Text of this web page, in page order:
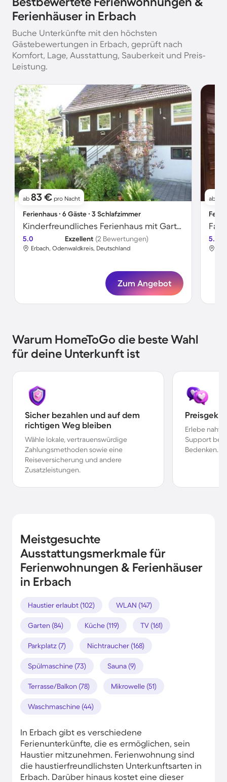
Ferienhäuser in Erbach
Buche Unterkünfte mit den höchsten
Gästebewertungen in Erbach, geprüft nach
Komfort, Lage, Ausstattung, Sauberkeit und Preis-
Leistung.
ab 83 € pro Nacht
Ferienhaus ∙ 6 Gäste ∙ 3 Schlafzimmer
Kinderfreundliches Ferienhaus mit Garten, Grill und Terrasse
5.0 Exzellent (2 Bewertungen)
Erbach, Odenwaldkreis, Deutschland
Zum Angebot
ab
5.0
Warum HomeToGo die beste Wahl
für deine Unterkunft ist
Sicher bezahlen und auf dem
richtigen Weg bleiben
Wähle lokale, vertrauenswürdige
Zahlungsmethoden sowie eine
Reiseversicherung und andere
Zusatzleistungen.
Erlebe
Support bei
Bedenken.
Meistgesuchte
Ausstattungsmerkmale für
Ferienwohnungen & Ferienhäuser
in Erbach
Haustier erlaubt (102) WLAN (147)
Garten (84) Küche (119) TV (161)
Parkplatz (7) Nichtraucher (168)
Spülmaschine (73) Sauna (9)
Terrasse/Balkon (78) Mikrowelle (51)
Waschmaschine (44)
In Erbach gibt es verschiedene
Ferienunterkünfte, die es ermöglichen, sein
Haustier mitzunehmen. Ferienwohnung sind
die haustierfreundlichsten Unterkunftsarten in
Erbach. Darüber hinaus kostet eine dieser